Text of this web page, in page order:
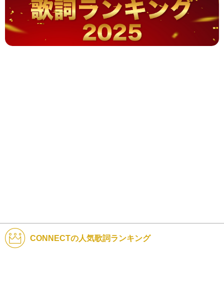
CONNECTの人気歌詞ランキング